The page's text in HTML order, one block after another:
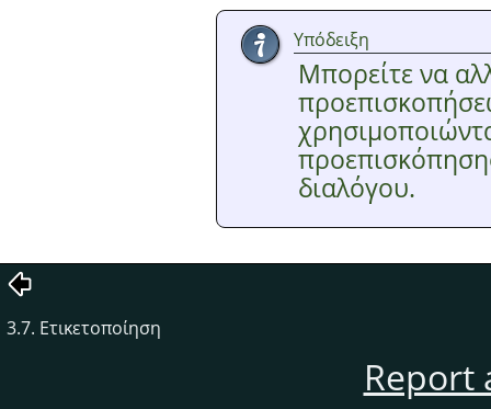
Υπόδειξη
Μπορείτε να
διαλόγου.
3.7. Ετικετοποίηση
Report